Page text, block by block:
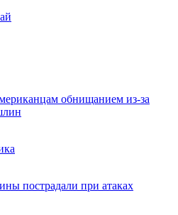
обнищанием из-за
пострадали при атаках